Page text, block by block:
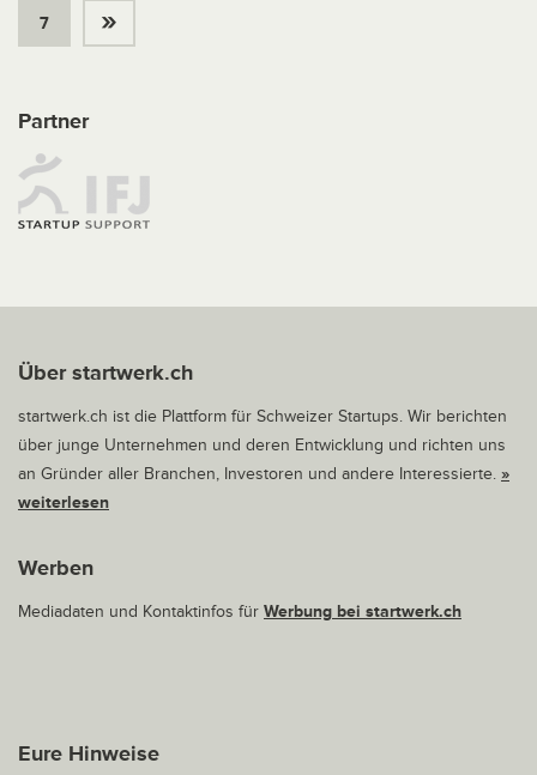
7 »
Partner
Über startwerk.ch
startwerk.ch ist die Plattform für Schweizer Startups. Wir berichten
über junge Unternehmen und deren Entwicklung und richten uns
an Gründer aller Branchen, Investoren und andere Interessierte. »
weiterlesen
Werben
Mediadaten und Kontaktinfos für Werbung bei startwerk.ch
Eure Hinweise